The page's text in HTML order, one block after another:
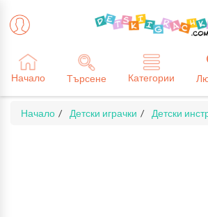
Начало Търсене Категории
Начало Детски играчки Детски